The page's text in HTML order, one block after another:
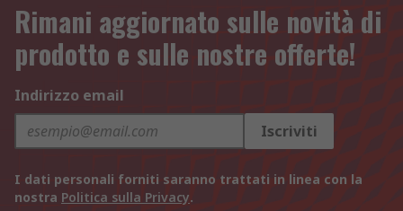
Rimani aggiornato sulle novità di
prodotto e sulle nostre offerte!
Indirizzo email
Iscriviti
I dati personali forniti saranno trattati in linea con la
nostra Politica sulla Privacy.